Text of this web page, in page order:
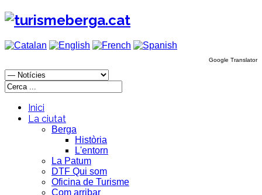
Google Translator
Inici
La ciutat
Berga
Història
L'entorn
La Patum
DTF Qui som
Oficina de Turisme
Com arribar